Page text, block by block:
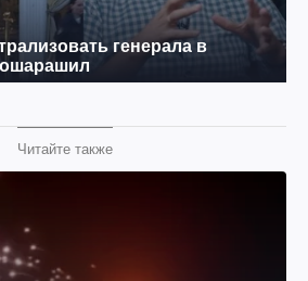
Читайте также